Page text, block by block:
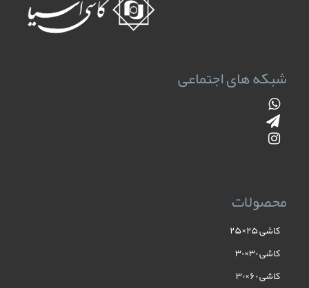
شبکه های اجتماعی
محصولات
کاشی ۲۵×۲۵
کاشی ۳۰×۳۰
کاشی ۶۰×۳۰